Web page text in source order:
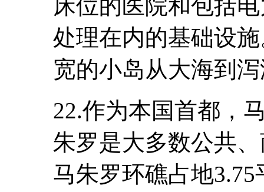
床位的医院和包括
处理在内的基础设
宽的小岛从大海到
22.作为本国首都，
朱罗是大多数公共
马朱罗环礁占地